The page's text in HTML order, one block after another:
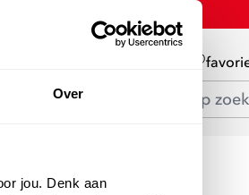
Over
jou. Denk aan